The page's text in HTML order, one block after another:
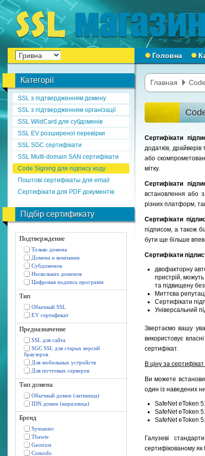
Головна
Категорії
SSL з підтвердженням домену
SSL з підтвердженням організації
SSL WildCard для субдоменів
SSL EV розширеної перевірки
SSL SGC сертифікати
SSL Multi-domain SAN сертифікати
Code Signing для підпису коду
Поштові сертифікаты для email
Сертифікати для PDF документів
Підбір сертификату
Подтверждение
Только домена
Домена и компании
Субдоменов
Нескольких доменов
Цифровая подпись программ
Тип
Обычный SSL
EV сертификат
Предназначение
SSL для сайта
SGC SSL для старых версий
браузеров
Для мобильных устройств
Для почтовых серверов
Тип домена
Обычный домен (латиница)
IDN домен (кириллица)
Бренд
Symantec
Thawte
Geotrust
Comodo
Главная
Сертифікати
додатків,
або
мітку.
Сертифікати
встановлення або
різних платформ,
Сертифікати
підписом, а також
бути ще більше
Сертифікати
двофакторну
пристрій,
та підвищену
Миттєва
Сертифікати
Універсальний
Звертаємо вашу
використовує
сертифікат.
В ціну за
Ви можете
один із наведених
SafeNet eToken
SafeNet eToken
SafeNet eToken
Галузеві
сертифікованому як